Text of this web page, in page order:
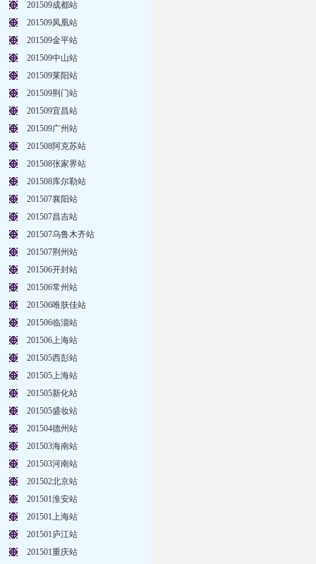
201509成都站
201509凤凰站
201509金平站
201509中山站
201509莱阳站
201509荆门站
201509宜昌站
201509广州站
201508阿克苏站
201508张家界站
201508库尔勒站
201507襄阳站
201507昌吉站
201507乌鲁木齐站
201507荆州站
201506开封站
201506常州站
201506唯肤佳站
201506临淄站
201506上海站
201505西彭站
201505上海站
201505新化站
201505盛妆站
201504德州站
201503海南站
201503河南站
201502北京站
201501淮安站
201501上海站
201501庐江站
201501重庆站